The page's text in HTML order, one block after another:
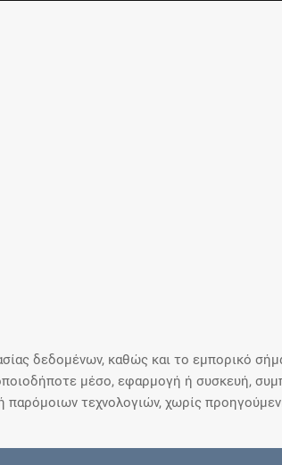
δεδομένων, καθώς και το εμπορικό
μέσο, εφαρμογή ή συσκευή,
τεχνολογιών, χωρίς